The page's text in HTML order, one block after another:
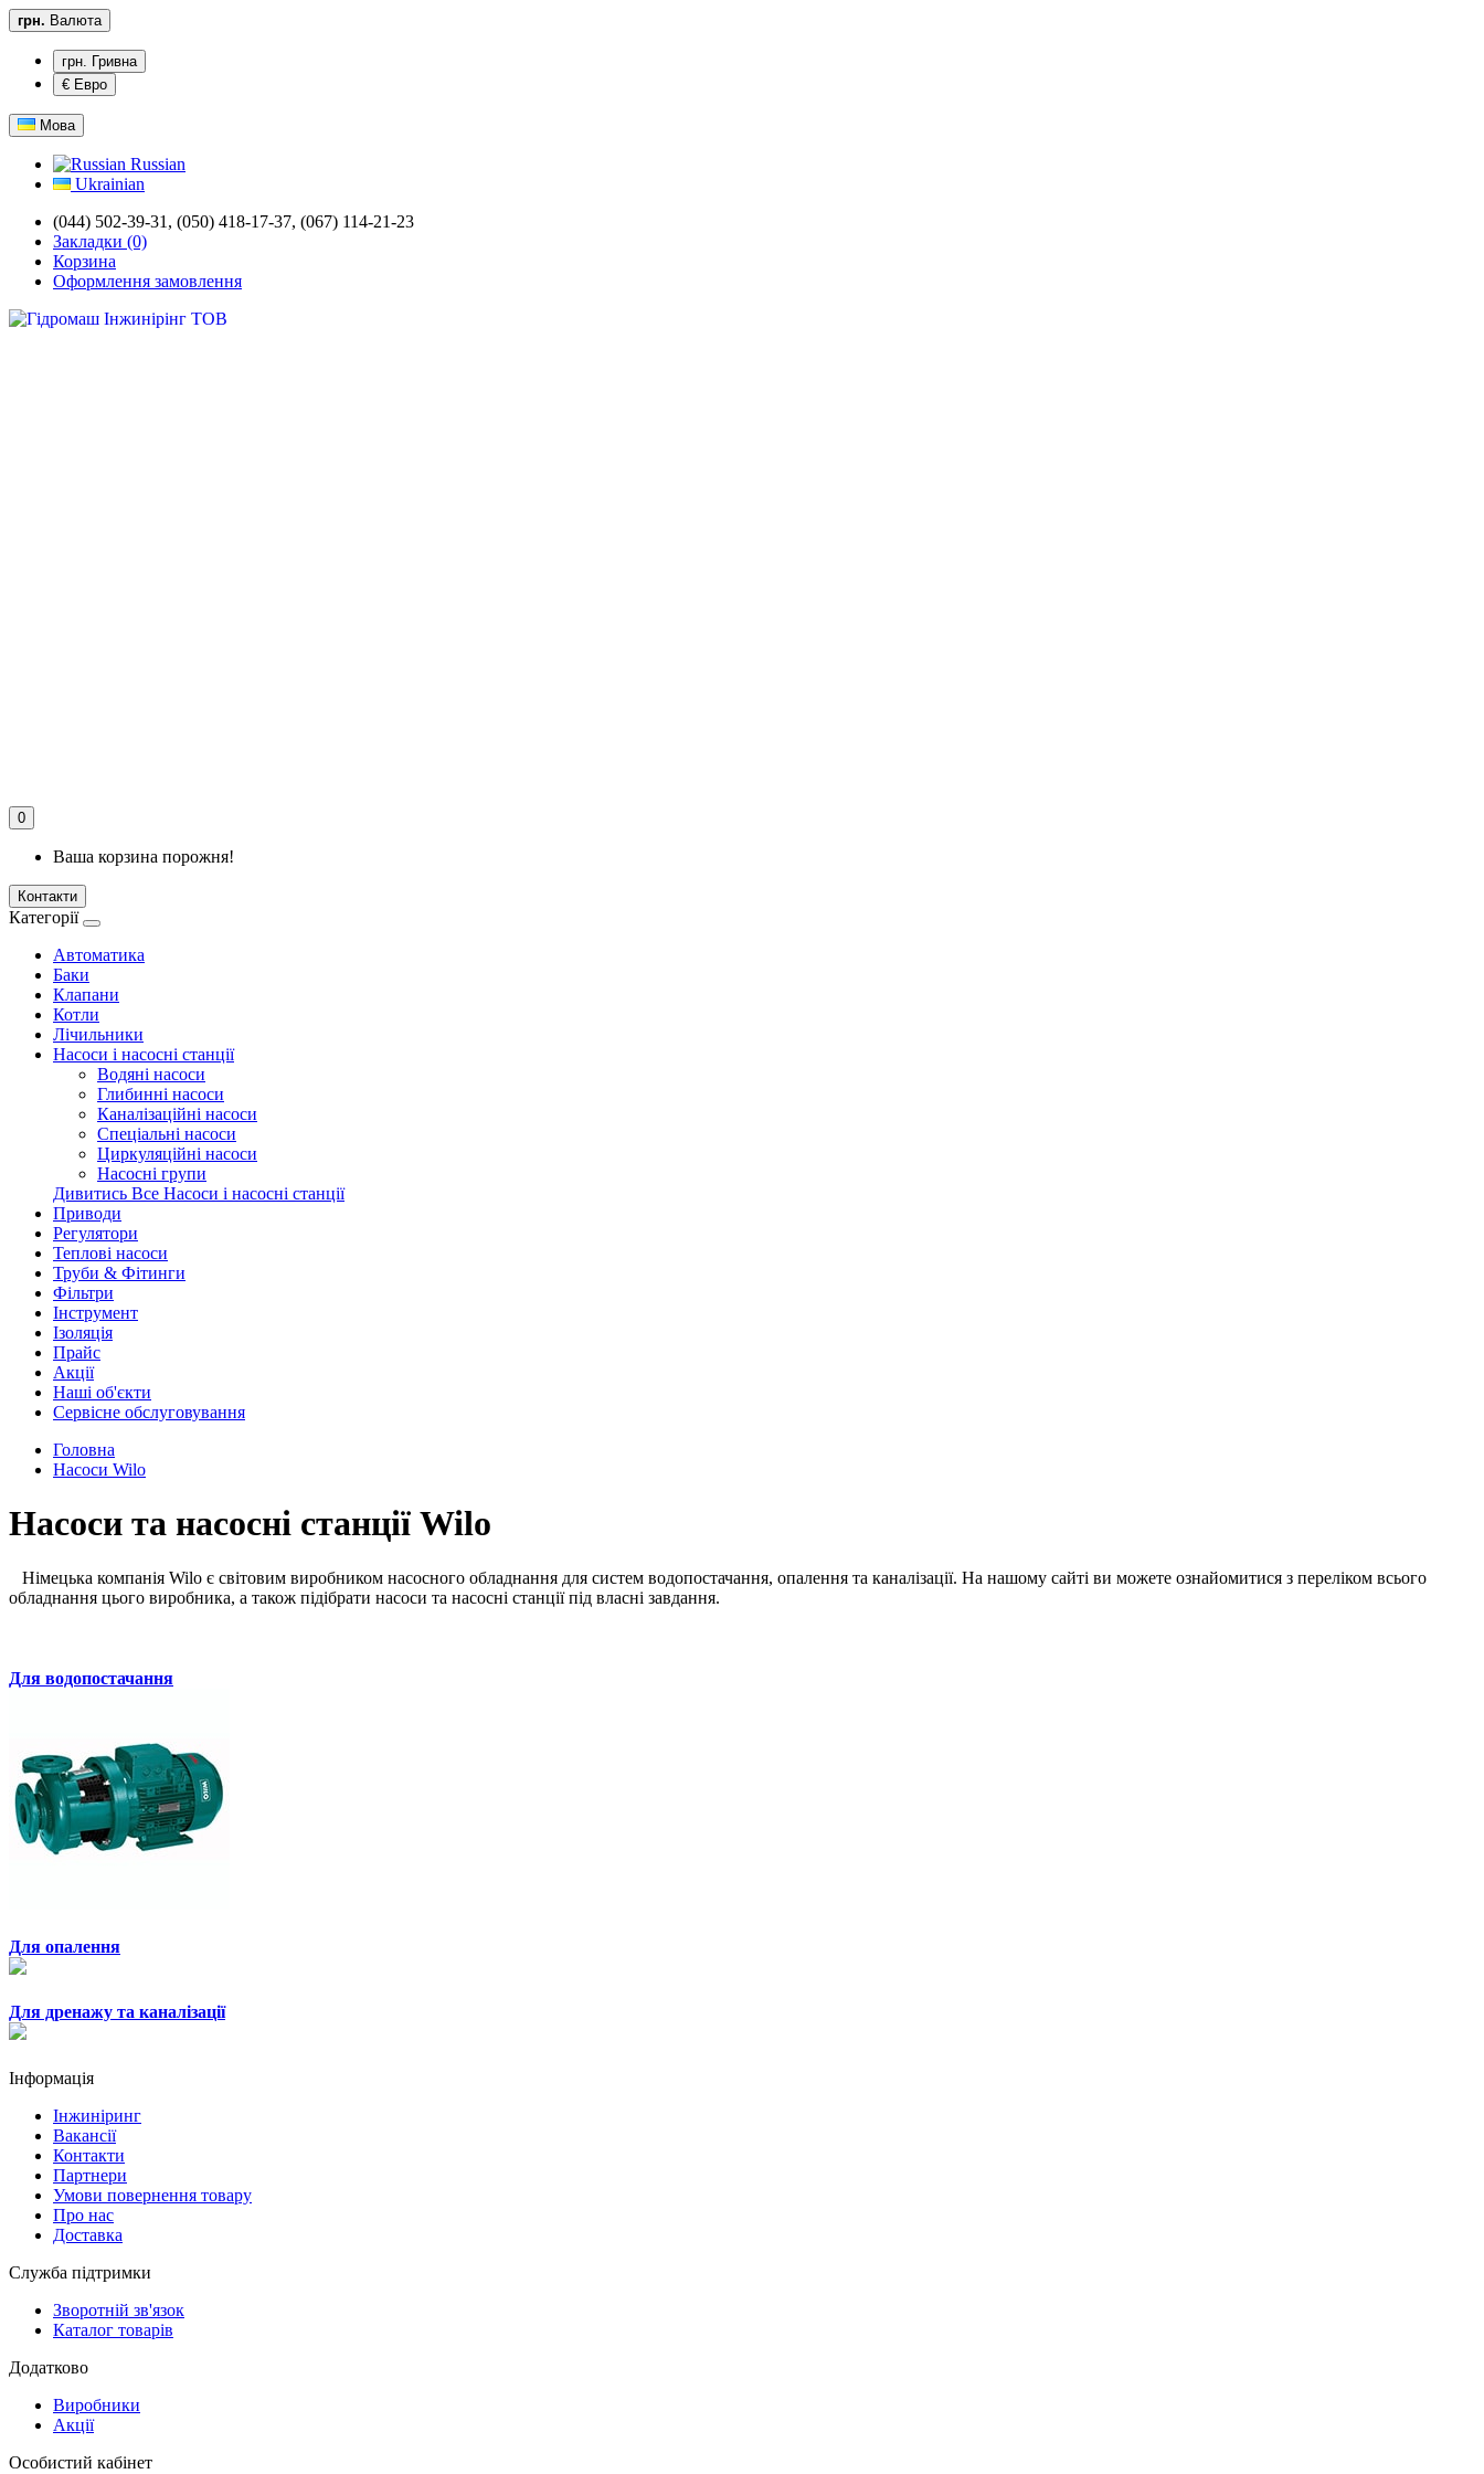
грн. Валюта
грн. Гривна
€ Евро
Мова
Russian
Ukrainian
(044) 502-39-31, (050) 418-17-37, (067) 114-21-23
Закладки (0)
Корзина
Оформлення замовлення
0
Ваша корзина порожня!
Контакти
Категорії
Автоматика
Баки
Клапани
Котли
Лічильники
Насоси і насосні станції
Водяні насоси
Глибинні насоси
Каналізаційні насоси
Спеціальні насоси
Циркуляційні насоси
Насосні групи
Дивитись Все Насоси і насосні станції
Приводи
Регулятори
Теплові насоси
Труби & Фітинги
Фільтри
Інструмент
Ізоляція
Прайс
Акції
Наші об'єкти
Сервісне обслуговування
Головна
Насоси Wilo
Насоси та насосні станції Wilo
Німецька компанія Wilo є світовим виробником насосного обладнання для систем водопостачання, опалення та каналізації. На нашому сайті ви можете ознайомитися з переліком всього
обладнання цього виробника, а також підібрати насоси та насосні станції під власні завдання.
Для водопостачання
Для опалення
Для дренажу та каналізації
Інформація
Інжиніринг
Вакансії
Контакти
Партнери
Умови повернення товару
Про нас
Доставка
Служба підтримки
Зворотній зв'язок
Каталог товарів
Додатково
Виробники
Акції
Особистий кабінет